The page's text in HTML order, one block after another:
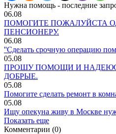
Нужна помощь - последние
06.08
ПОМОГИТЕ ПОЖАЛУЙСТА
ПЕНСИОНЕРУ.
06.08
''Сделать срочную операцию
05.08
ПРОШУ ПОМОЩИ И
ДОБРЫЕ.
05.08
Помогите сделать ремонт в
05.08
Ищу опекуна живу в Москве
Показать еще
Комментарии (0)